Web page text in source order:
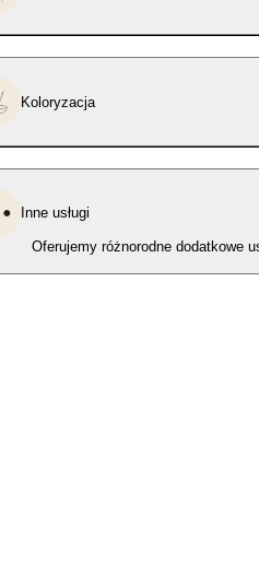
Koloryzacja
Inne usługi
Oferujemy różnorodne dodatkowe